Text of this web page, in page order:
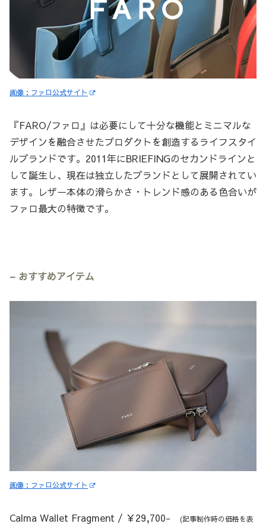
画像：ファロ公式サイト
『FARO/ファロ』は必要にして十分な機能とミニマルな
デザインを融合させたプロダクトを創造するライフスタイ
ルブランドです。2011年にBRIEFINGのセカンドラインと
して誕生し、現在は独立したブランドとして展開されてい
ます。レザー本体の滑らかさ・トレンド感のある色合いが
ファロ最大の特徴です。
– おすすめアイテム
画像：ファロ公式サイト
Calma Wallet Fragment / ￥29,700-
(記事制作時の価格を表